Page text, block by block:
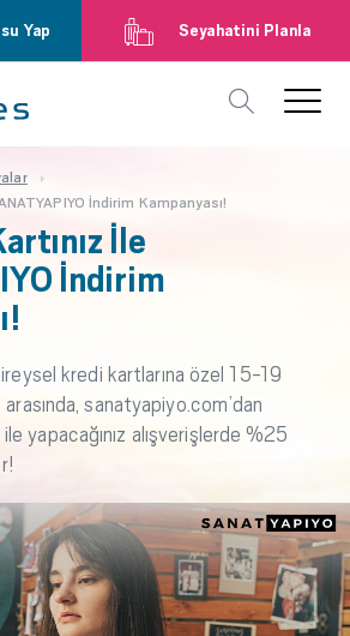
Yap Seyahatini Planla
İndirim Kampanyası!
İle
İndirim
kredi kartlarına özel 15-19
sanatyapiyo.com’dan
yapacağınız alışverişlerde %25